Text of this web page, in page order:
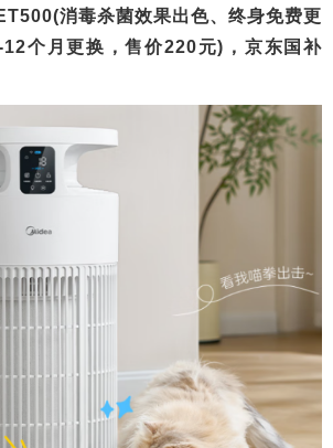
消毒杀菌效果出色、终身免费更
个月更换，售价220元)，京东国补